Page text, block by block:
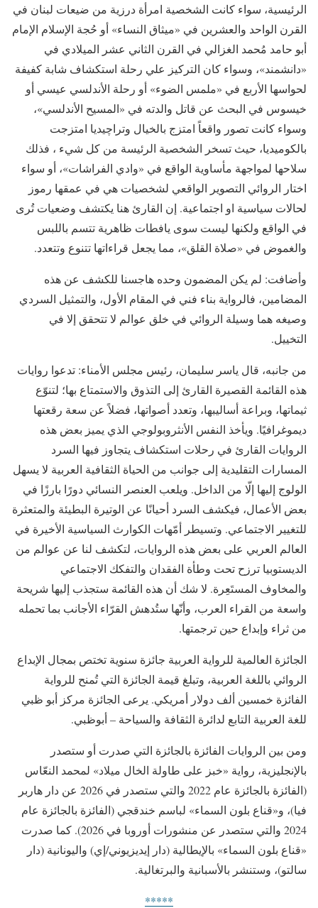
الرئيسية، سواء كانت الشخصية امرأة درزية من ضيعات لبنان في
القرن الواحد والعشرين في «ميثاق النساء» أو حُجة الإسلام الإمام
أبو حامد مُحمد الغزالي في القرن الثاني عشر الميلادي في
«دانشمند»، وسواء كان التركيز علي رحلة استكشاف شابة كفيفة
لحواسها الأربع في «ملمس الضوء» أو رحلة الأندلسي عيسي أو
خيسوس في البحث عن قاتل والدته في «المسيح الأندلسي»،
وسواء كانت تصور واقعاً امتزج بالخيال وتراچيديا امتزجت
بالكوميديا، حيث تسخر الشخصية الرئيسة من كل شيء ، فذلك
سلاحها لمواجهة مأساوية الواقع في «وادي الفراشات»، أو سواء
اختار الروائي التصوير الواقعي لشخصيات هي في عمقها رموز
لحالات سياسية او اجتماعية. إن القارئ هنا يكتشف وضعيات تُرى
في الواقع ولكنها ليست سوى يافطات ظاهرية تتسم باللبس
والغموض في «صلاة القلق»، مما يجعل قراءاتها تتنوع وتتعدد.
وأضافت: لم يكن المضمون وحده هاجسنا للكشف عن هذه
المضامين، فالرواية بناء فني في المقام الأول، والتمثيل السردي
وصيغه هما وسيلة الروائي في خلق عوالم لا تتحقق إلا في
التخييل.
من جانبه، قال ياسر سليمان، رئيس مجلس الأمناء: تدعوا روايات
هذه القائمة القصيرة القارئ إلى التذوق والاستمتاع بها؛ لتنوّع
ثيماتها، وبراعة أساليبها، وتعدد أصواتها، فضلاً عن سعة رقعتها
ديموغرافيًا. ويأخذ النفس الأنثروبولوجي الذي يميز بعض هذه
الروايات القارئ في رحلات استكشاف يتجاوز فيها السرد
المسارات التقليدية إلى جوانب من الحياة الثقافية العربية لا يسهل
الولوج إليها إلّا من الداخل. ويلعب العنصر النسائي دورًا بارزًا في
بعض الأعمال، فيكشف السرد أحيانًا عن الوتيرة البطيئة والمتعثرة
للتغيير الاجتماعي. وتسيطر أمّهات الكوارث السياسية الأخيرة في
العالم العربي على بعض هذه الروايات، لتكشف لنا عن عوالم من
الديستوبيا ترزح تحت وطأة الفقدان والتفكك الاجتماعي
والمخاوف المستَعِرة. لا شك أن هذه القائمة ستجذب إليها شريحة
واسعة من القراء العرب، وأنّها ستُدهش القرّاء الأجانب بما تحمله
من ثراء وإبداع حين ترجمتها.
الجائزة العالمية للرواية العربية جائزة سنوية تختص بمجال الإبداع
الروائي باللغة العربية، وتبلغ قيمة الجائزة التي تُمنح للرواية
الفائزة خمسين ألف دولار أمريكي. يرعى الجائزة مركز أبو ظبي
للغة العربية التابع لدائرة الثقافة والسياحة – أبوظبي.
ومن بين الروايات الفائزة بالجائزة التي صدرت أو ستصدر
بالإنجليزية، رواية «خبز على طاولة الخال ميلاد» لمحمد النعّاس
(الفائزة بالجائزة عام 2022 والتي ستصدر في 2026 عن دار هاربر
فيا)، و«قناع بلون السماء» لباسم خندقجي (الفائزة بالجائزة عام
2024 والتي ستصدر عن منشورات أوروبا في 2026). كما صدرت
«قناع بلون السماء» بالإيطالية (دار إيديزيوني/إي) واليونانية (دار
سالتو)، وستنشر بالأسبانية والبرتغالية.
*****